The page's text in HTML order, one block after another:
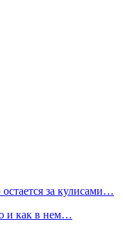
за кулисами…
и как в нем…